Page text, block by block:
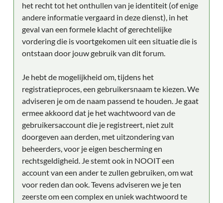
het recht tot het onthullen van je identiteit (of enige
andere informatie vergaard in deze dienst), in het
geval van een formele klacht of gerechtelijke
vordering die is voortgekomen uit een situatie die is
ontstaan door jouw gebruik van dit forum.
Je hebt de mogelijkheid om, tijdens het
registratieproces, een gebruikersnaam te kiezen. We
adviseren je om de naam passend te houden. Je gaat
ermee akkoord dat je het wachtwoord van de
gebruikersaccount die je registreert, niet zult
doorgeven aan derden, met uitzondering van
beheerders, voor je eigen bescherming en
rechtsgeldigheid. Je stemt ook in NOOIT een
account van een ander te zullen gebruiken, om wat
voor reden dan ook. Tevens adviseren we je ten
zeerste om een complex en uniek wachtwoord te